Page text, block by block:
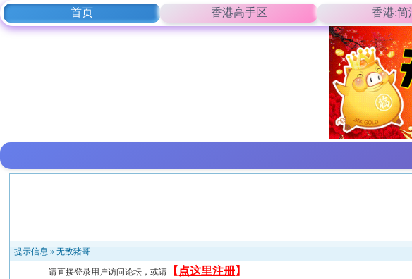
首页 香港高手区 香港:简
提示信息 »无敌猪哥
请直接登录用户访问论坛，或请 【 点这里注册】